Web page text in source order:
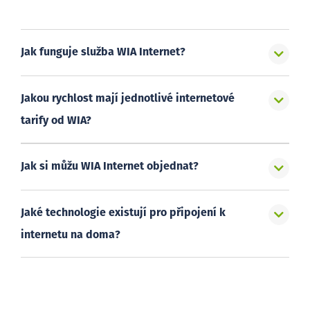
Jak funguje služba WIA Internet?
Jakou rychlost mají jednotlivé internetové
tarify od WIA?
Jak si můžu WIA Internet objednat?
Jaké technologie existují pro připojení k
internetu na doma?